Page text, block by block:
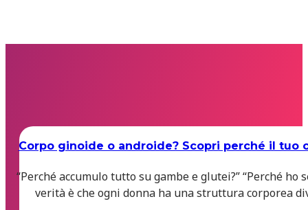
Corpo ginoide o androide? Scopri perché il
“Perché accumulo tutto su gambe e glutei?” “Perché
verità è che ogni donna ha una struttura corporea